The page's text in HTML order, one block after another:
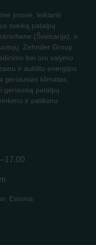
įmonė, teikianti
sveiką patalpų
(Šveicarija), o
Zehnder Group
bei oro valymo
ir aukštu energijos
geriausias klimatas,
geriausią patalpų
ir patikimu
Estonia